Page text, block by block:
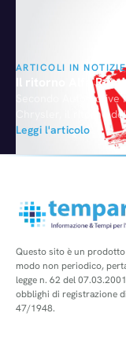
ARTICOLI IN NOTIZIE
Il ritorno Alfa
Secondo
Chrysler, il ritorno
secondo trimestre
l'Amministratore
assicurato che lo
Leggi l'articolo
Questo sito è un
modo non periodico,
legge n. 62 del
obblighi di registrazione
47/1948.